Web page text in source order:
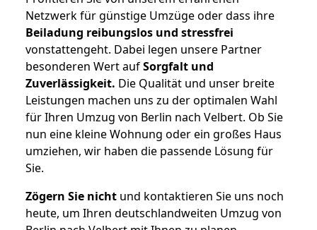
Netzwerk für günstige Umzüge oder dass ihre
Beiladung reibungslos und stressfrei
vonstattengeht. Dabei legen unsere Partner
besonderen Wert aufSorgfalt und
Zuverlässigkeit. Die Qualität und unser breite
Leistungen machen uns zu der optimalen Wahl
für Ihren Umzug von Berlin nach Velbert. Ob Sie
nun eine kleine Wohnung oder ein großes Haus
umziehen, wir haben die passende Lösung für
Sie.
Zögern Sie nicht und kontaktieren Sie uns noch
heute, um Ihren deutschlandweiten Umzug von